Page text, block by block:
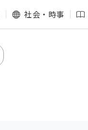
社会・時事